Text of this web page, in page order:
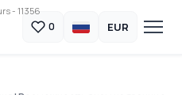
- 11356
0 EUR